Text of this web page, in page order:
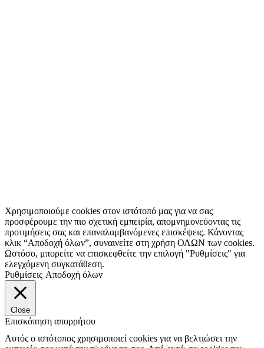
Χρησιμοποιούμε cookies στον ιστότοπό μας για να σας
προσφέρουμε την πιο σχετική εμπειρία, απομνημονεύοντας τις
προτιμήσεις σας και επαναλαμβανόμενες επισκέψεις. Κάνοντας
κλικ “Αποδοχή όλων”, συναινείτε στη χρήση ΟΛΩΝ των cookies.
Ωστόσο, μπορείτε να επισκεφθείτε την επιλογή "Ρυθμίσεις" για
ελεγχόμενη συγκατάθεση.
Ρυθμίσεις Αποδοχή όλων
Close
Επισκόπηση απορρήτου
Αυτός ο ιστότοπος χρησιμοποιεί cookies για να βελτιώσει την